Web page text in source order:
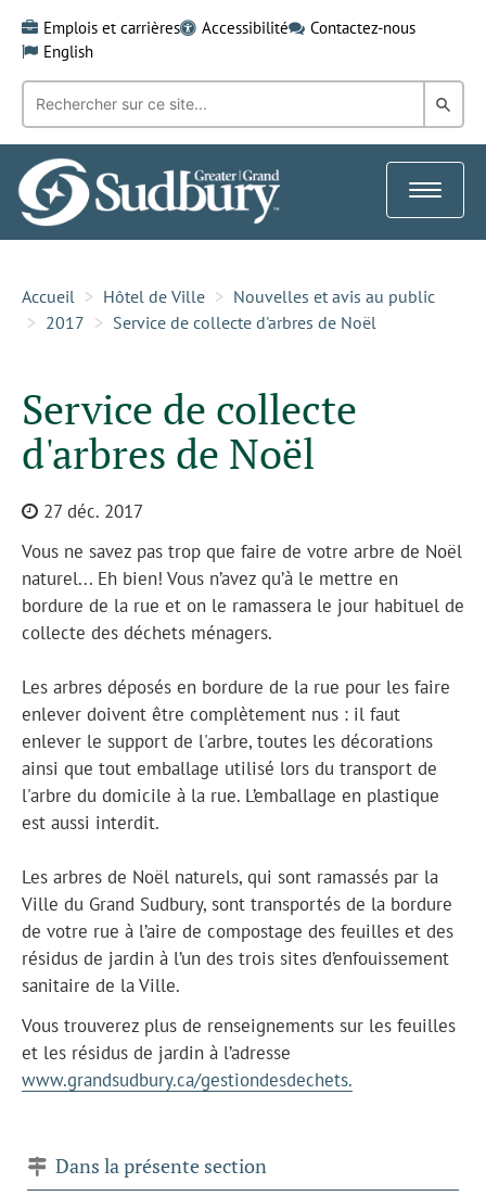
content
Emplois et carrières Accessibilité
Contactez-nous
English
Recherche
mot-
clé:
dans
Toggle
Accueil Hôtel de Ville
Nouvelles et avis au public
2017
Service de collecte d'arbres de Noël
Service de collecte
d'arbres de Noël
27 déc. 2017
Vous ne savez pas trop que faire de votre arbre de Noël
naturel... Eh bien! Vous n’avez qu’à le mettre en
bordure de la rue et on le ramassera le jour habituel de
collecte des déchets ménagers.
Les arbres déposés en bordure de la rue pour les faire
enlever doivent être complètement nus : il faut
enlever le support de l'arbre, toutes les décorations
ainsi que tout emballage utilisé lors du transport de
l'arbre du domicile à la rue. L’emballage en plastique
est aussi interdit.
Les arbres de Noël naturels, qui sont ramassés par la
Ville du Grand Sudbury, sont transportés de la bordure
de votre rue à l’aire de compostage des feuilles et des
résidus de jardin à l’un des trois sites d’enfouissement
sanitaire de la Ville.
Vous trouverez plus de renseignements sur les feuilles
et les résidus de jardin à l’adresse
www.grandsudbury.ca/gestiondesdechets.
Dans la présente section